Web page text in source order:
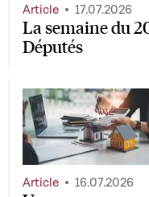
La semaine du
Députés
Article 17.07.2026
Article 16.07.2026